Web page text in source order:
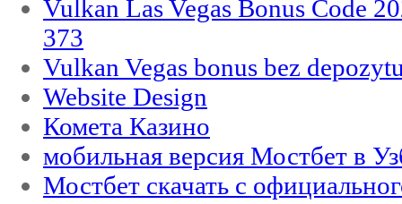
Vulkan Las Vegas Bonus Code
373
Vulkan Vegas bonus bez
Website Design
Комета Казино
мобильная версия Мостбет в
Мостбет скачать с